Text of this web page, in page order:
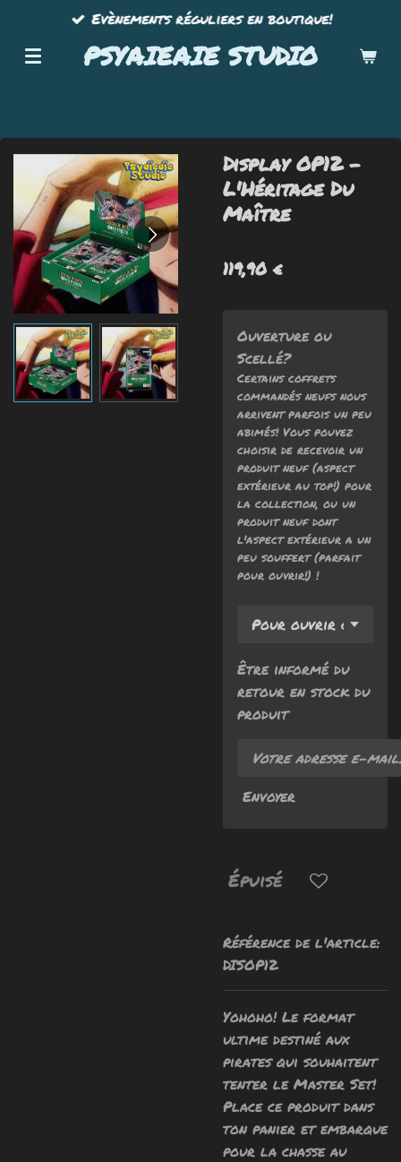
contenu
PSYAIEAIE STUDIO
Evènements réguliers en boutique!
Display OP12 -
L'Héritage Du
Maître
119,90 €
Ouverture ou
Scellé?
Certains coffrets
commandés neufs nous
arrivent parfois un peu
abimés! Vous pouvez
choisir de recevoir un
produit neuf (aspect
extérieur au top!) pour
la collection, ou un
produit neuf dont
l'aspect extérieur a un
peu souffert (parfait
pour ouvrir!) !
Être informé du
retour en stock du
produit
Envoyer
Épuisé
Référence de l'article:
DISOP12
Yohoho! Le format
ultime destiné aux
pirates qui souhaitent
tenter le Master Set!
Place ce produit dans
ton panier et embarque
pour la chasse au